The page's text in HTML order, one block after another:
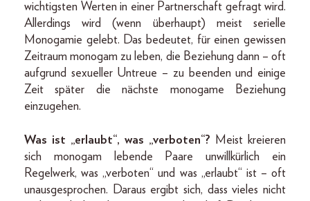
wichtigsten Werten in einer Partnerschaft gefragt wird.
Allerdings wird (wenn überhaupt) meist serielle
Monogamie gelebt. Das bedeutet, für einen gewissen
Zeitraum monogam zu leben, die Beziehung dann – oft
aufgrund sexueller Untreue – zu beenden und einige
Zeit später die nächste monogame Beziehung
einzugehen.
Was ist „erlaubt“, was „verboten“? Meist kreieren
sich monogam lebende Paare unwillkürlich ein
Regelwerk, was „verboten“ und was „erlaubt“ ist – oft
unausgesprochen. Daraus ergibt sich, dass vieles nicht